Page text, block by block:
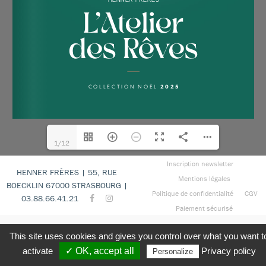
1/12
HENNER FRÈRES | 55, RUE
BOECKLIN 67000 STRASBOURG |
03.88.66.41.21
Inscription newsletter
Mentions légales
Politique de confidentialité
CGV
Paiement sécurisé
This site uses cookies and gives you control over what you want
activate
✓ OK, accept all Personalize Privacy policy